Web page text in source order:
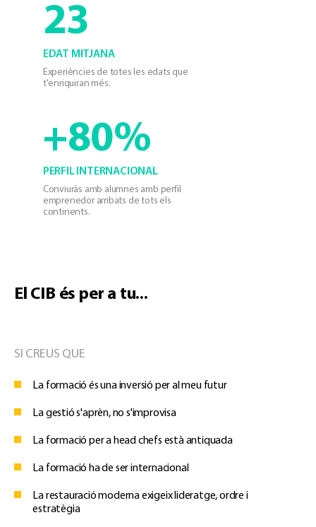
23
EDAT MITJANA
Experiències de totes les edats que
t'enriquiran més.
+80%
PERFIL INTERNACIONAL
Conviuràs amb alumnes amb perfil
emprenedor arribats de tots els
continents.
El CIB és per a tu...
SI CREUS QUE
La formació és una inversió per al meu futur
La gestió s'aprèn, no s'improvisa
La formació per a head chefs està antiquada
La formació ha de ser internacional
La restauració moderna exigeix lideratge, ordre i
estratègia